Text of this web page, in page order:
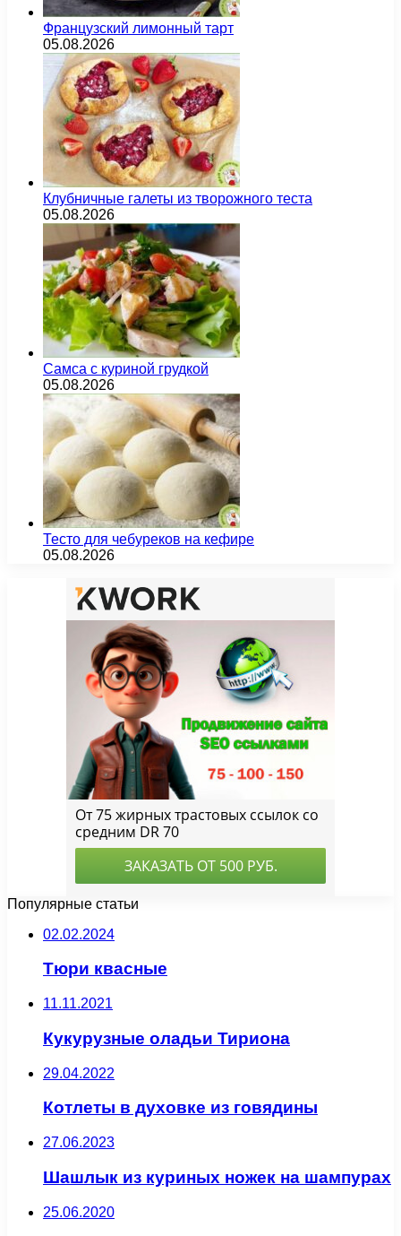
Французский лимонный тарт
05.08.2026
Клубничные галеты из творожного теста
05.08.2026
Самса с куриной грудкой
05.08.2026
Тесто для чебуреков на кефире
05.08.2026
Популярные статьи
02.02.2024
Тюри квасные
11.11.2021
Кукурузные оладьи Тириона
29.04.2022
Котлеты в духовке из говядины
27.06.2023
Шашлык из куриных ножек на шампурах
25.06.2020